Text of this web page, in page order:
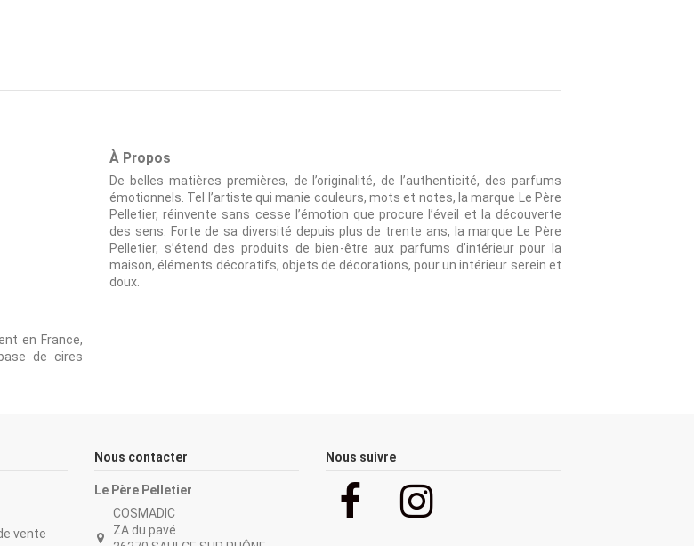
À Propos
De belles matières premières, de l’originalité, de l’authenticité, des parfums
émotionnels. Tel l’artiste qui manie couleurs, mots et notes, la marque Le Père
Pelletier, réinvente sans cesse l’émotion que procure l’éveil et la découverte
des sens. Forte de sa diversité depuis plus de trente ans, la marque Le Père
Pelletier, s’étend des produits de bien-être aux parfums d’intérieur pour la
maison, éléments décoratifs, objets de décorations, pour un intérieur serein et
doux.
en France,
de cires
vente
Nous contacter
Le Père Pelletier
COSMADIC
ZA du pavé
Nous suivre